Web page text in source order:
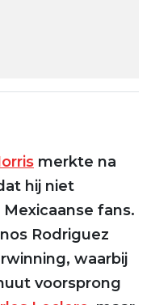
link
merkte na
hij niet
fans.
Rodriguez
waarbij
voorsprong